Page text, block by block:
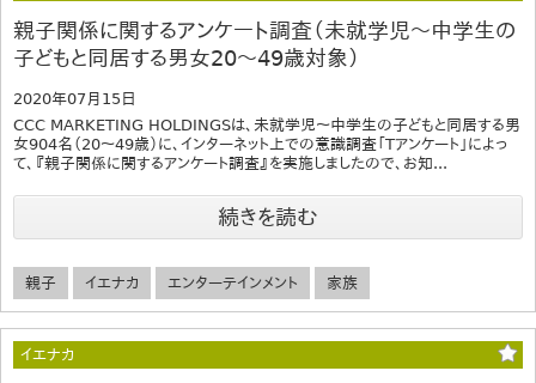
親子関係に関するアンケート調査（未就学児～中学生の
子どもと同居する男女20～49歳対象）
2020年07月15日
CCC MARKETING HOLDINGSは、未就学児～中学生の子どもと同居する男
女904名（20～49歳）に、インターネット上での意識調査「Tアンケート」によっ
て、『親子関係に関するアンケート調査』を実施しましたので、お知...
続きを読む
親子 イエナカ エンターテインメント 家族
イエナカ